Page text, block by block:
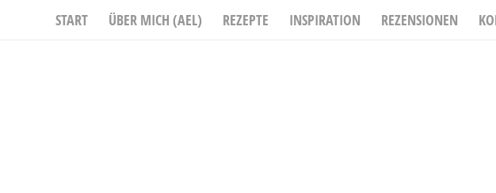
START ÜBER MICH (AEL) REZEPTE INSPIRATION REZENSIONEN